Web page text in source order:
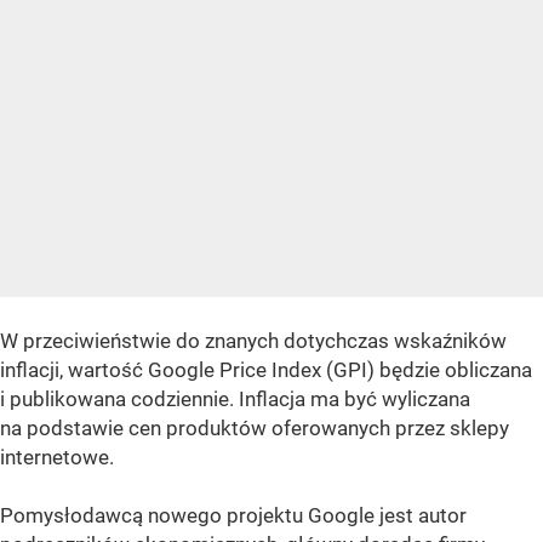
W przeciwieństwie do znanych dotychczas wskaźników
inflacji, wartość Google Price Index (GPI) będzie obliczana
i publikowana codziennie. Inflacja ma być wyliczana
na podstawie cen produktów oferowanych przez sklepy
internetowe.
Pomysłodawcą nowego projektu Google jest autor